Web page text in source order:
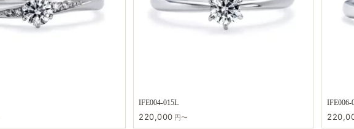
IFE004-015L
220,000 円〜
IFE006-